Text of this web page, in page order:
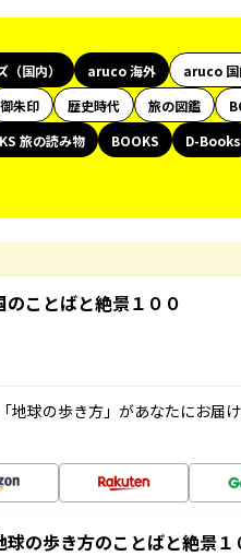
国内） aruco 海外 aruco 国
御朱印 歴史時代 旅の図鑑
旅の読み物 BOOKS
D-Books
ことばと絶景１００
地球の歩き方」があなたにお届
の歩き方のことばと絶景１